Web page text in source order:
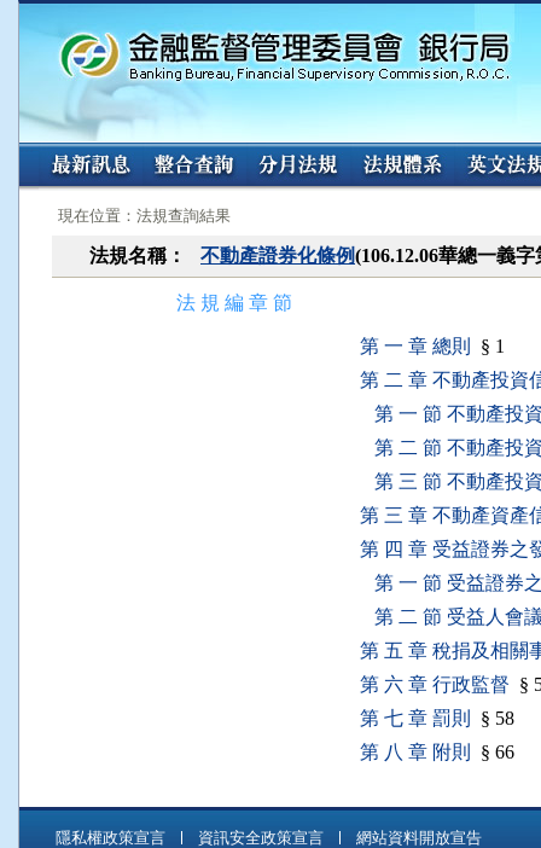
:::
現在位置：法規查詢結果
法規名稱： 不動產證券化條例(106.12.06華總一義
法 規 編 章 節
第 一 章 總則
§ 1
第 二 章 不動產投資
第 一 節 不動產投
第 二 節 不動產投
第 三 節 不動產投
第 三 章 不動產資產
第 四 章 受益證券之
第 一 節 受益證券
第 二 節 受益人會
第 五 章 稅捐及相關
第 六 章 行政監督 §
第 七 章 罰則
§ 58
第 八 章 附則
§ 66
隱私權政策宣言 資訊安全政策宣言 網站資料開放宣告